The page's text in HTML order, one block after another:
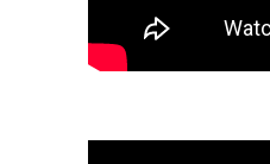
ト画像の